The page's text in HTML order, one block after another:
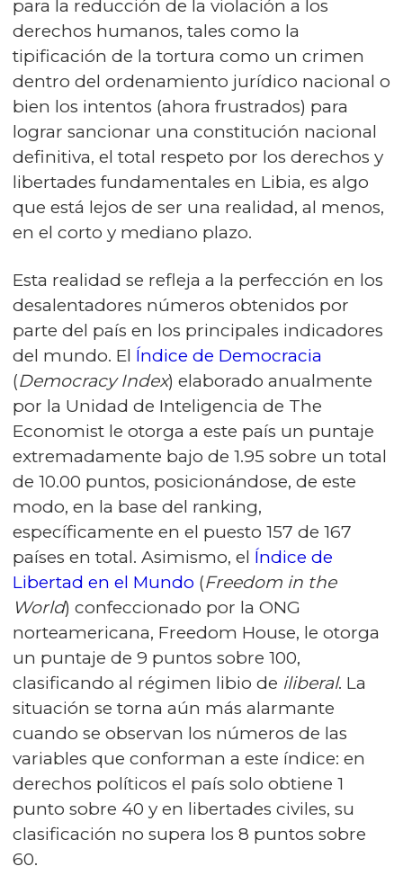
para la reducción de la violación a los
derechos humanos, tales como la
tipificación de la tortura como un crimen
dentro del ordenamiento jurídico nacional o
bien los intentos (ahora frustrados) para
lograr sancionar una constitución nacional
definitiva, el total respeto por los derechos y
libertades fundamentales en Libia, es algo
que está lejos de ser una realidad, al menos,
en el corto y mediano plazo.
Esta realidad se refleja a la perfección en los
desalentadores números obtenidos por
parte del país en los principales indicadores
del mundo. El Índice de Democracia
(Democracy Index) elaborado anualmente
por la Unidad de Inteligencia de The
Economist le otorga a este país un puntaje
extremadamente bajo de 1.95 sobre un total
de 10.00 puntos, posicionándose, de este
modo, en la base del ranking,
específicamente en el puesto 157 de 167
países en total. Asimismo, el Índice de
Libertad en el Mundo (Freedom in the
World) confeccionado por la ONG
norteamericana, Freedom House, le otorga
un puntaje de 9 puntos sobre 100,
clasificando al régimen libio de iliberal. La
situación se torna aún más alarmante
cuando se observan los números de las
variables que conforman a este índice: en
derechos políticos el país solo obtiene 1
punto sobre 40 y en libertades civiles, su
clasificación no supera los 8 puntos sobre
60.